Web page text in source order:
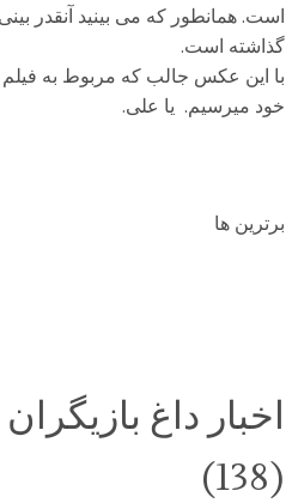
است. همانطور که می بینید آنقدر
گذاشته است.
خود میرسیم. یا علی.
برترین ها
اخبار داغ
(138)